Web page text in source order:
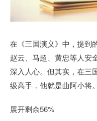
在《三国演义》中，提到
赵云、马超、黄忠等人安
深入人心。但其实，在三
级高手，他就是曲阿小将。
展开剩余56%